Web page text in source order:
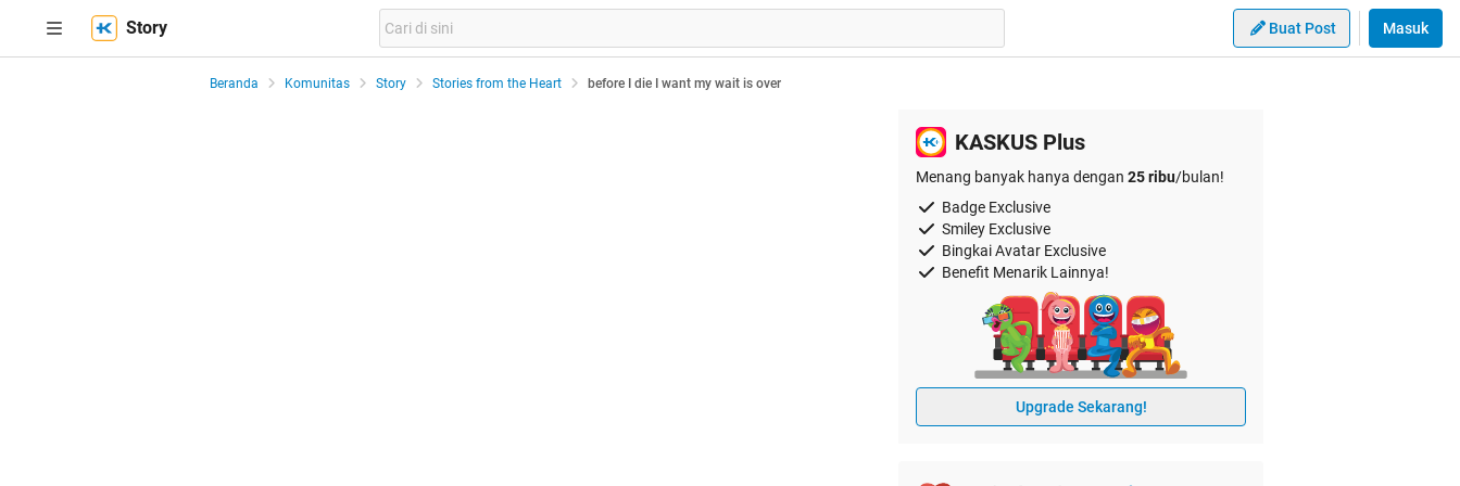
Story Buat Post Masuk
Beranda Komunitas Story Stories from the Heart before I die I want my wait is over
KASKUS Plus
Menang banyak hanya dengan 25 ribu/bulan!
Badge Exclusive
Smiley Exclusive
Bingkai Avatar Exclusive
Benefit Menarik Lainnya!
Upgrade Sekarang!